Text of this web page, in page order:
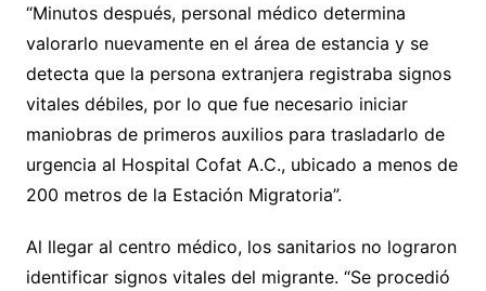
“Minutos después, personal médico determina
valorarlo nuevamente en el área de estancia y se
detecta que la persona extranjera registraba signos
vitales débiles, por lo que fue necesario iniciar
maniobras de primeros auxilios para trasladarlo de
urgencia al Hospital Cofat A.C., ubicado a menos de
200 metros de la Estación Migratoria”.
Al llegar al centro médico, los sanitarios no lograron
identificar signos vitales del migrante. “Se procedió